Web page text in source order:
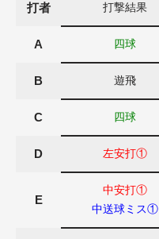
打者 打撃結果
A 四球
B 遊飛
C 四球
D 左安打①
E
中安打①
中送球ミス①